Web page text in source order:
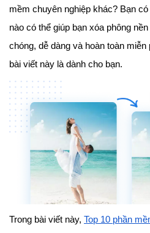
mềm chuyên nghiệp khác? Bạn
nào có thể giúp bạn xóa phông
chóng, dễ dàng và hoàn toàn
bài viết này là dành cho bạn.
Trong bài viết này, Top 10 phần